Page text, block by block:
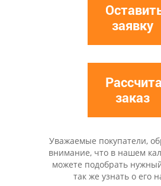
заявку
заказ
Уважаемые покупатели,
внимание, что в нашем
можете подобрать
так же узнать о его